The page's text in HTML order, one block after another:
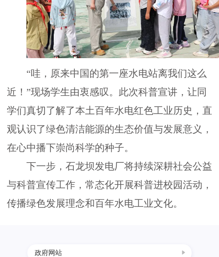
策
法
党
“哇，原来中国的第一座水电站离我们这么
近！”现场学生由衷感叹。此次科普宣讲，让同
学们真切了解了本土百年水电红色工业历史，直
观认识了绿色清洁能源的生态价值与发展意义，
在心中播下崇尚科学的种子。
下一步，石龙坝发电厂将持续深耕社会公益
与科普宣传工作，常态化开展科普进校园活动，
传播绿色发展理念和百年水电工业文化。
政府网站